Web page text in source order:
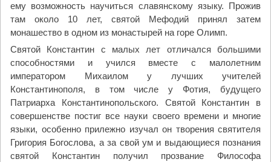
ему возможность научиться славянскому языку. Прожив
там около 10 лет, святой Мефодий принял затем
монашество в одном из монастырей на горе Олимп.
Святой Константин с малых лет отличался большими
способностями и учился вместе с малолетним
императором Михаилом у лучших учителей
Константинополя, в том числе у Фотия, будущего
Патриарха Константинопольского. Святой Константин в
совершенстве постиг все науки своего времени и многие
языки, особенно прилежно изучал он творения святителя
Григория Богослова, а за свой ум и выдающиеся познания
святой Константин получил прозвание Философа